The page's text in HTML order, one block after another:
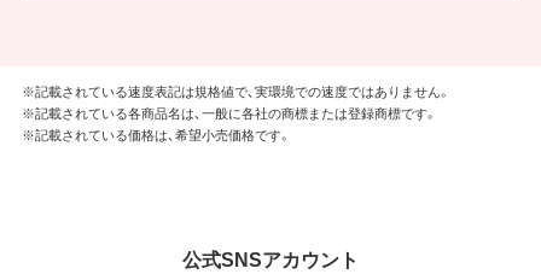
※記載されている速度表記は規格値で、実環境での速度ではありません。
※記載されている各商品名は、一般に各社の商標または登録商標です。
※記載されている価格は、希望小売価格です。
公式SNSアカウント